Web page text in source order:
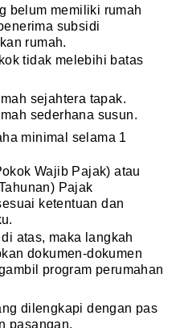
belum memiliki rumah
subsidi
rumah.
tidak melebihi batas
sejahtera tapak.
sederhana susun.
minimal selama 1
Wajib Pajak) atau
Pajak
ketentuan dan
atas, maka langkah
dokumen-dokumen
program perumahan
dilengkapi dengan pas
pasangan.